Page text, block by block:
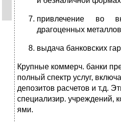
привлечение во
драгоценных
выдача банковских
Крупные коммерч. банки
полный спектр услуг,
депозитов расчетов и т.д.
специализир. учреждений,
ями.